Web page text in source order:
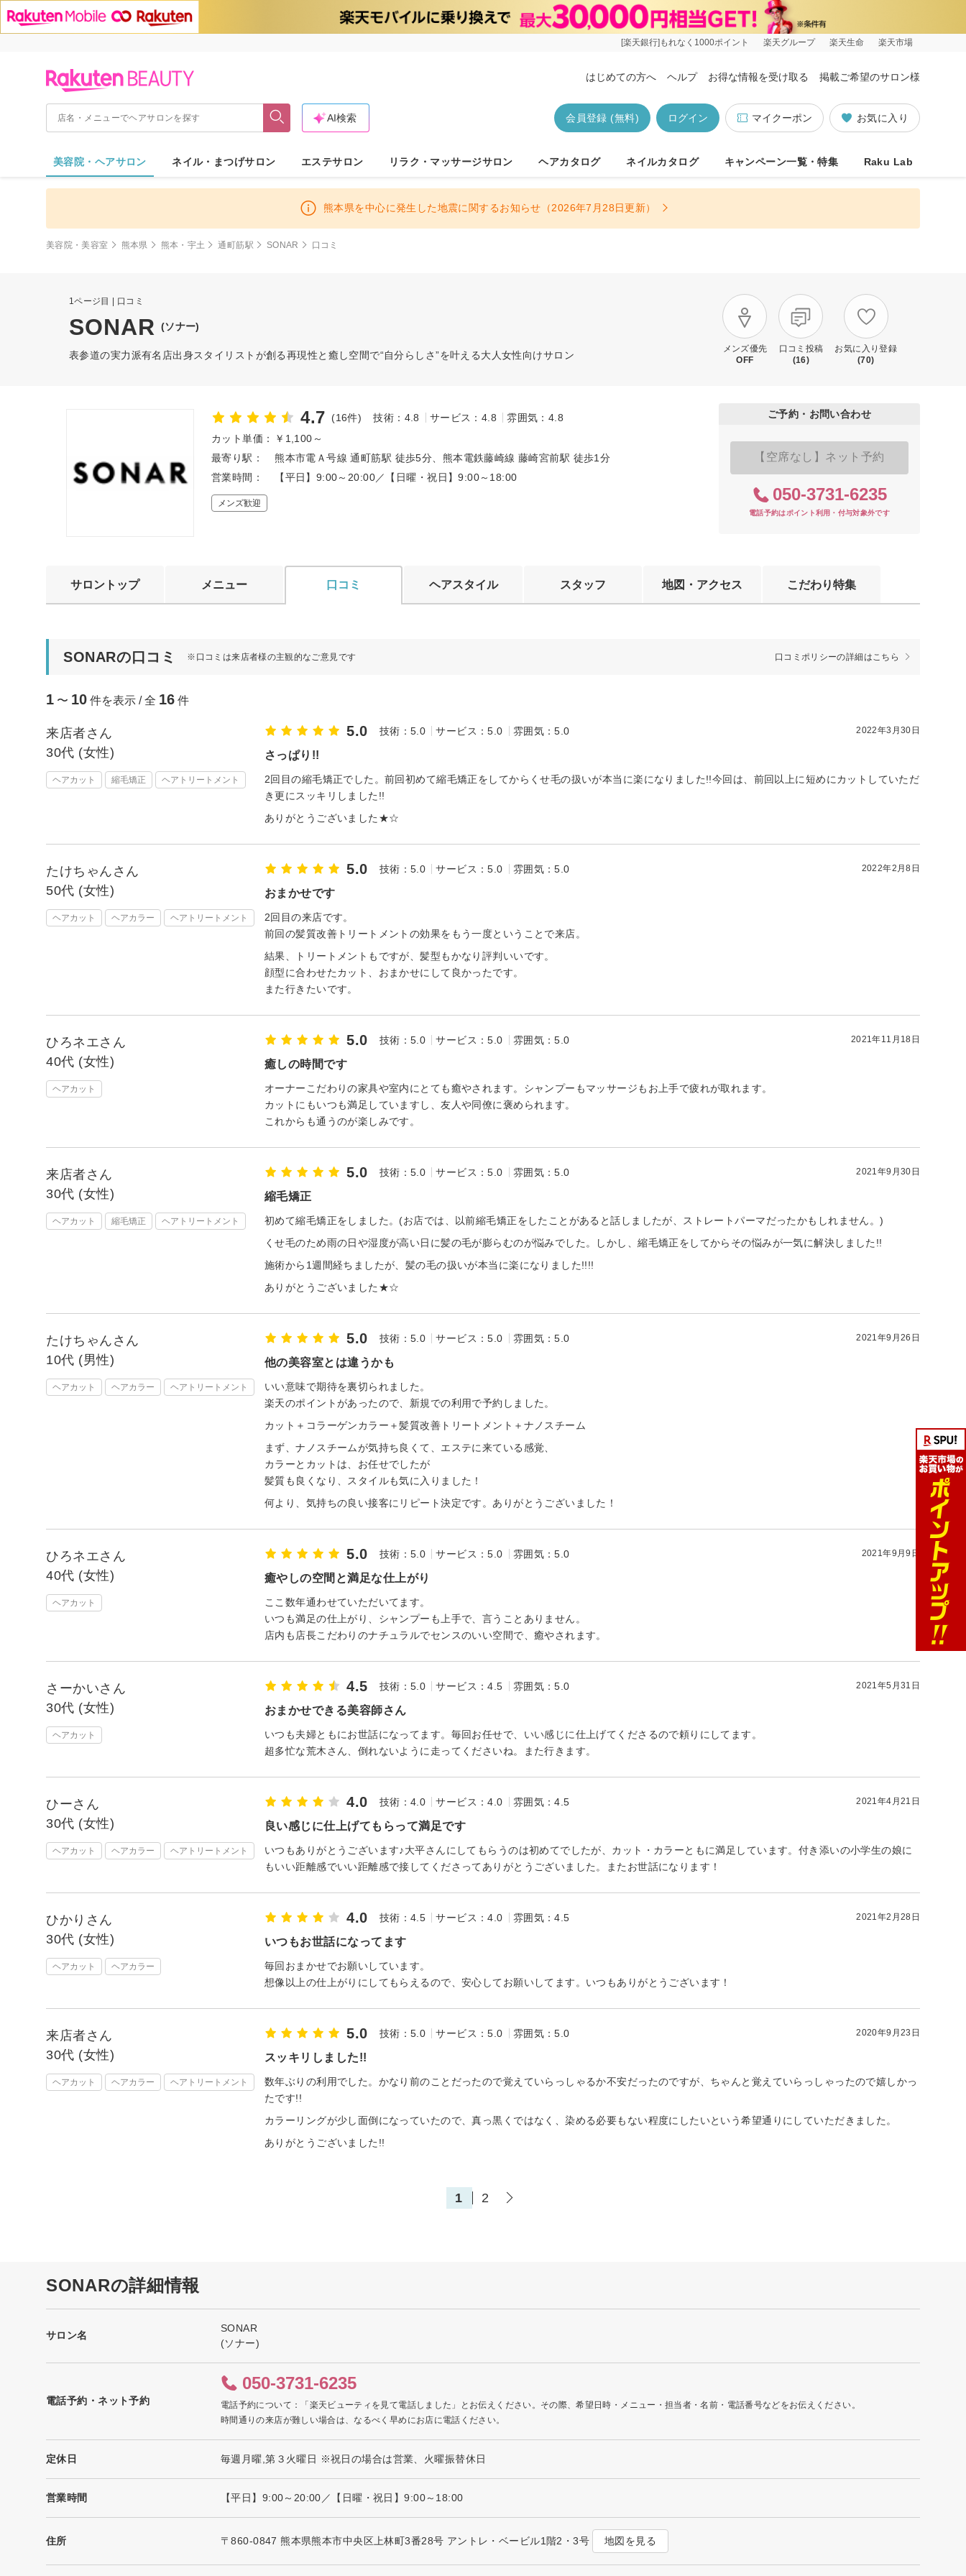
[楽天銀行]もれなく1000ポイント 楽天グループ 楽天生命 楽天市場
はじめての方へ ヘルプ お得な情報を受け取る 掲載ご希望のサロン様
お気に入り
マイクーポン
ログイン
会員登録 (無料)
AI検索
美容院・ヘアサロン ネイル・まつげサロン エステサロン リラク・マッサージサロン ヘアカタログ ネイルカタログ キャンペーン一覧・特集 Raku Lab
熊本県を中心に発生した地震に関するお知らせ（2026年7月28日更新）
美容院・美容室 熊本県 熊本・宇土 通町筋駅 SONAR 口コミ
1ページ目 | 口コミ
SONAR (ソナー)
表参道の実力派有名店出身スタイリストが創る再現性と癒し空間で“自分らしさ”を叶える大人女性向けサロン
メンズ優先
OFF
口コミ投稿
(16)
お気に入り登録
(70)
4.7 (16件) 技術：4.8 サービス：4.8
雰囲気：4.8
カット単価：
￥1,100～
最寄り駅：
熊本市電Ａ号線 通町筋駅 徒歩5分、熊本電鉄藤崎線 藤崎宮前駅 徒歩1分
営業時間：
【平日】9:00～20:00／【日曜・祝日】9:00～18:00
メンズ歓迎
ご予約・お問い合わせ
【空席なし】ネット予約
050-3731-6235
電話予約はポイント利用・付与対象外です
サロントップ メニュー 口コミ ヘアスタイル スタッフ 地図・アクセス こだわり特集
SONARの口コミ ※口コミは来店者様の主観的なご意見です 口コミポリシーの詳細はこちら
1 〜 10 件を表示 / 全 16 件
来店者さん
30代 (女性)
ヘアカット 縮毛矯正 ヘアトリートメント
5.0 技術：5.0 サービス：5.0 雰囲気：5.0 2022年3月30日
さっぱり!!
2回目の縮毛矯正でした。前回初めて縮毛矯正をしてからくせ毛の扱いが本当に楽になりました!!今回は、前回以上に短めにカットしていただ
き更にスッキリしました!!
ありがとうございました★☆
たけちゃんさん
50代 (女性)
ヘアカット ヘアカラー ヘアトリートメント
5.0 技術：5.0 サービス：5.0 雰囲気：5.0 2022年2月8日
おまかせです
2回目の来店です。
前回の髪質改善トリートメントの効果をもう一度ということで来店。
結果、トリートメントもですが、髪型もかなり評判いいです。
顔型に合わせたカット、おまかせにして良かったです。
また行きたいです。
ひろネエさん
40代 (女性)
ヘアカット
5.0 技術：5.0 サービス：5.0 雰囲気：5.0 2021年11月18日
癒しの時間です
オーナーこだわりの家具や室内にとても癒やされます。シャンプーもマッサージもお上手で疲れが取れます。
カットにもいつも満足していますし、友人や同僚に褒められます。
これからも通うのが楽しみです。
来店者さん
30代 (女性)
ヘアカット 縮毛矯正 ヘアトリートメント
5.0 技術：5.0 サービス：5.0 雰囲気：5.0 2021年9月30日
縮毛矯正
初めて縮毛矯正をしました。(お店では、以前縮毛矯正をしたことがあると話しましたが、ストレートパーマだったかもしれません。)
くせ毛のため雨の日や湿度が高い日に髪の毛が膨らむのが悩みでした。しかし、縮毛矯正をしてからその悩みが一気に解決しました!!
施術から1週間経ちましたが、髪の毛の扱いが本当に楽になりました!!!!
ありがとうございました★☆
たけちゃんさん
10代 (男性)
ヘアカット ヘアカラー ヘアトリートメント
5.0 技術：5.0 サービス：5.0 雰囲気：5.0 2021年9月26日
他の美容室とは違うかも
いい意味で期待を裏切られました。
楽天のポイントがあったので、新規での利用で予約しました。
カット＋コラーゲンカラー＋髪質改善トリートメント＋ナノスチーム
まず、ナノスチームが気持ち良くて、エステに来ている感覚、
カラーとカットは、お任せでしたが
髪質も良くなり、スタイルも気に入りました！
何より、気持ちの良い接客にリピート決定です。ありがとうございました！
ひろネエさん
40代 (女性)
ヘアカット
5.0 技術：5.0 サービス：5.0 雰囲気：5.0 2021年9月9日
癒やしの空間と満足な仕上がり
ここ数年通わせていただいてます。
いつも満足の仕上がり、シャンプーも上手で、言うことありません。
店内も店長こだわりのナチュラルでセンスのいい空間で、癒やされます。
さーかいさん
30代 (女性)
ヘアカット
4.5 技術：5.0 サービス：4.5 雰囲気：5.0 2021年5月31日
おまかせできる美容師さん
いつも夫婦ともにお世話になってます。毎回お任せで、いい感じに仕上げてくださるので頼りにしてます。
超多忙な荒木さん、倒れないように走ってくださいね。また行きます。
ひーさん
30代 (女性)
ヘアカット ヘアカラー ヘアトリートメント
4.0 技術：4.0 サービス：4.0 雰囲気：4.5 2021年4月21日
良い感じに仕上げてもらって満足です
いつもありがとうございます♪大平さんにしてもらうのは初めてでしたが、カット・カラーともに満足しています。付き添いの小学生の娘に
もいい距離感でいい距離感で接してくださってありがとうございました。またお世話になります！
ひかりさん
30代 (女性)
ヘアカット ヘアカラー
4.0 技術：4.5 サービス：4.0 雰囲気：4.5 2021年2月28日
いつもお世話になってます
毎回おまかせでお願いしています。
想像以上の仕上がりにしてもらえるので、安心してお願いしてます。いつもありがとうございます！
来店者さん
30代 (女性)
ヘアカット ヘアカラー ヘアトリートメント
5.0 技術：5.0 サービス：5.0 雰囲気：5.0 2020年9月23日
スッキリしました!!
数年ぶりの利用でした。かなり前のことだったので覚えていらっしゃるか不安だったのですが、ちゃんと覚えていらっしゃったので嬉しかっ
たです!!
カラーリングが少し面倒になっていたので、真っ黒くではなく、染める必要もない程度にしたいという希望通りにしていただきました。
ありがとうございました!!
1 2
SONARの詳細情報
サロン名
SONAR
(ソナー)
電話予約・ネット予約
050-3731-6235
電話予約について：「楽天ビューティを見て電話しました」とお伝えください。その際、希望日時・メニュー・担当者・名前・電話番号などをお伝えください。
時間通りの来店が難しい場合は、なるべく早めにお店に電話ください。
定休日 毎週月曜,第３火曜日 ※祝日の場合は営業、火曜振替休日
営業時間 【平日】9:00～20:00／【日曜・祝日】9:00～18:00
住所 〒860-0847 熊本県熊本市中央区上林町3番28号 アントレ・ベービル1階2・3号 地図を見る